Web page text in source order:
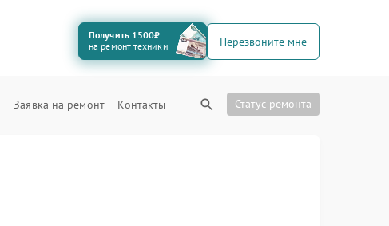
Получить 1500₽
на ремонт техники
Перезвоните мне
Заявка на ремонт Контакты Статус ремонта